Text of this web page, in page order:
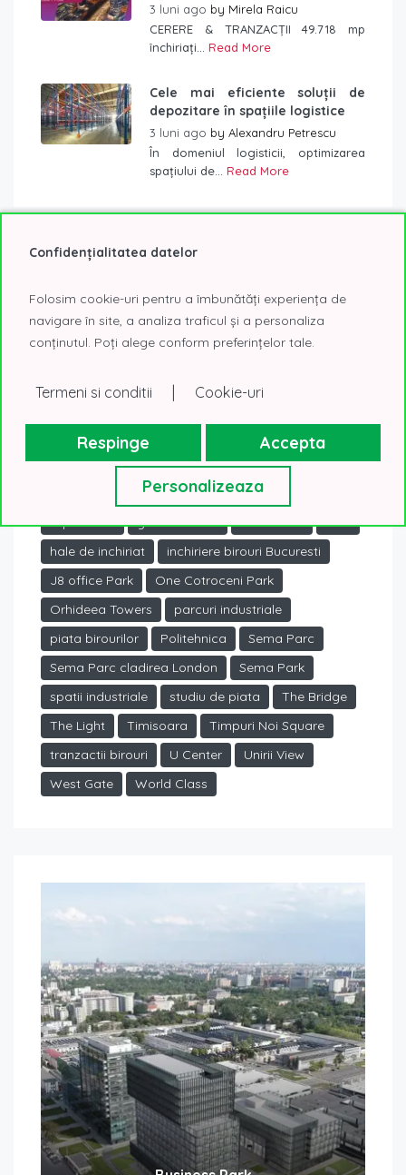
3 luni ago by Mirela Raicu
CERERE & TRANZACȚII 49.718 mp
închiriați... Read More
Cele mai eficiente soluții de
depozitare în spațiile logistice
3 luni ago by Alexandru Petrescu
În domeniul logisticii, optimizarea
spațiului de... Read More
2020 2021 @Expo
AFI Tech Park
birouri
birouri Bucuresti
birouri clasa A
City Rose Park
cladiri birouri
cladiri birouri Bucuresti
cladiri noi
clasa A
Cluj Napoca
CORFAC International Summer
Equilibrium
ghid imobiliar Grozavesti
hale
hale de inchiriat
inchiriere birouri Bucuresti
J8 office Park
One Cotroceni Park
Orhideea Towers
parcuri industriale
piata birourilor
Politehnica
Sema Parc
Sema Parc cladirea London
Sema Park
spatii industriale
studiu de piata
The Bridge
The Light
Timisoara
Timpuri Noi Square
tranzactii birouri
U Center
Unirii View
West Gate
World Class
Confidențialitatea datelor
Folosim cookie-uri pentru a îmbunătăți experiența de
navigare în site, a analiza traficul și a personaliza
conținutul. Poți alege conform preferințelor tale.
Termeni si conditii | Cookie-uri
Respinge Accepta
Personalizeaza